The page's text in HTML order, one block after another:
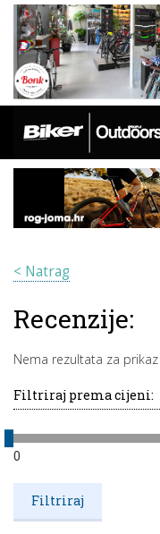
< Natrag
Recenzije:
Nema rezultata za prikaz
Filtriraj prema cijeni:
0